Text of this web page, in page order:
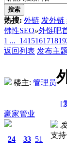
搜索
热搜: 外链 发外链
佛性SEO»外链吧
1 ... 141516171819
返回列表 发布主题
楼主: 管理员
[
豪家管业
24 33 51
支持